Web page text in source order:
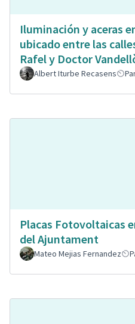
Iluminación y aceras
ubicado entre las
Rafel y Doctor
Albert Iturbe Recasens
Placas Fotovoltaicas
del Ajuntament
Mateo Mejias Fernandez